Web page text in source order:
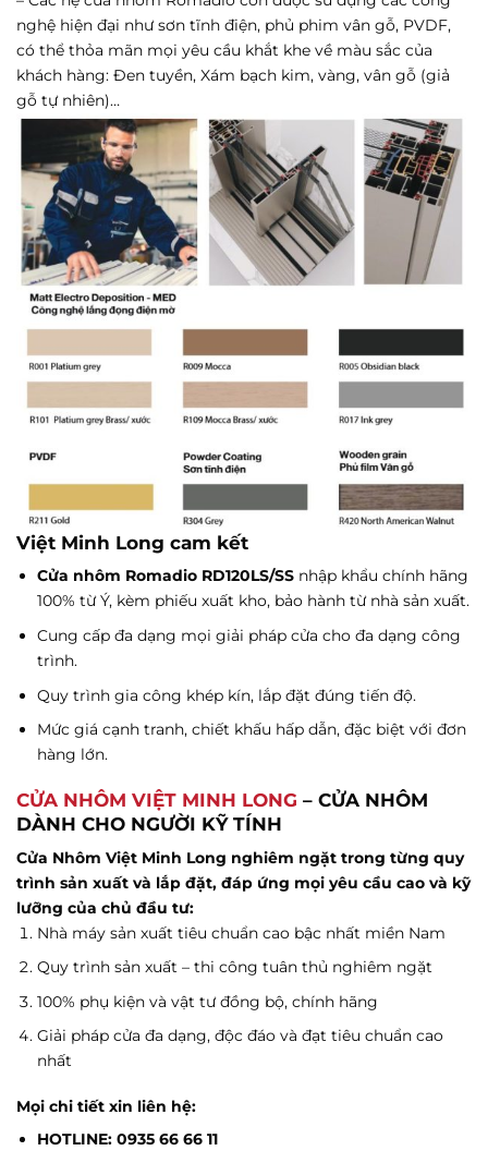
nghệ hiện đại như sơn tĩnh điện, phủ phim vân gỗ, PVDF,
có thể thỏa mãn mọi yêu cầu khắt khe về màu sắc của
khách hàng: Đen tuyền, Xám bạch kim, vàng, vân gỗ (giả
gỗ tự nhiên)…
Việt Minh Long cam kết
Cửa nhôm Romadio RD120LS/SS nhập khẩu chính hãng
100% từ Ý, kèm phiếu xuất kho, bảo hành từ nhà sản xuất.
Cung cấp đa dạng mọi giải pháp cửa cho đa dạng công
trình.
Quy trình gia công khép kín, lắp đặt đúng tiến độ.
Mức giá cạnh tranh, chiết khấu hấp dẫn, đặc biệt với đơn
hàng lớn.
CỬA NHÔM VIỆT MINH LONG – CỬA NHÔM
DÀNH CHO NGƯỜI KỸ TÍNH
Cửa Nhôm Việt Minh Long nghiêm ngặt trong từng quy
trình sản xuất và lắp đặt, đáp ứng mọi yêu cầu cao và kỹ
lưỡng của chủ đầu tư:
Nhà máy sản xuất tiêu chuẩn cao bậc nhất miền Nam
Quy trình sản xuất – thi công tuân thủ nghiêm ngặt
100% phụ kiện và vật tư đồng bộ, chính hãng
Giải pháp cửa đa dạng, độc đáo và đạt tiêu chuẩn cao
nhất
Mọi chi tiết xin liên hệ:
HOTLINE: 0935 66 66 11